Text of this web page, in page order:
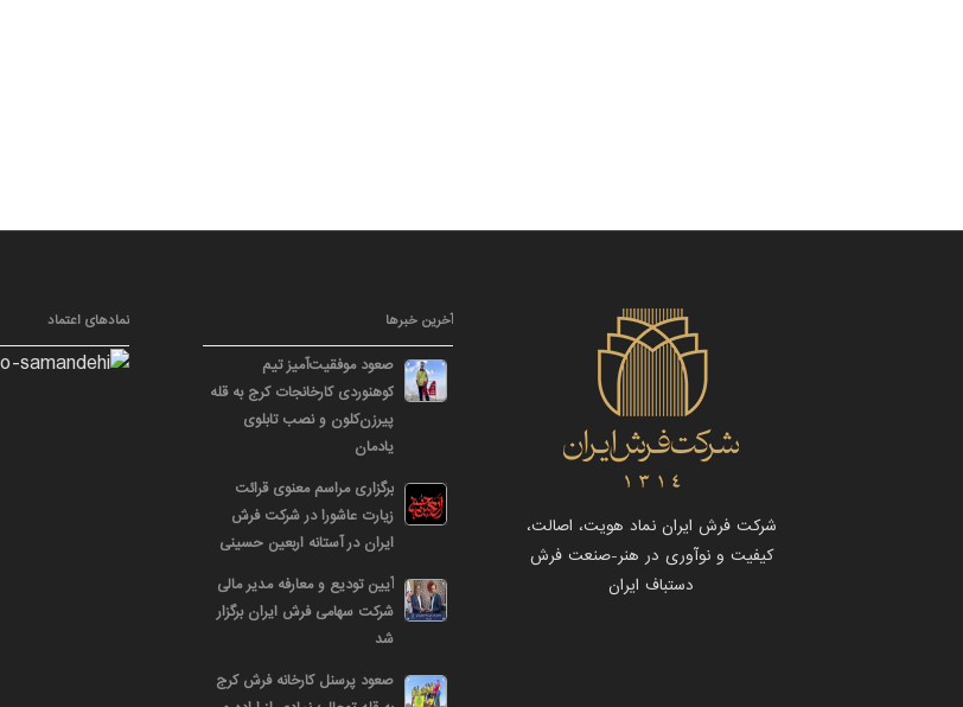
شرکت فرش ایران نماد هویت، اصالت،
کیفیت و نوآوری در هنر-صنعت فرش
دستباف ایران
آخرین خبرها
صعود موفقیت‌آمیز تیم
کوهنوردی کارخانجات کرج به قله
پیرزن‌کلون و نصب تابلوی
یادمان
برگزاری مراسم معنوی قرائت
زیارت عاشورا در شرکت فرش
ایران در آستانه اربعین حسینی
آیین تودیع و معارفه مدیر مالی
شرکت سهامی فرش ایران برگزار
شد
صعود پرسنل کارخانه فرش کرج
نمادهای اعتماد